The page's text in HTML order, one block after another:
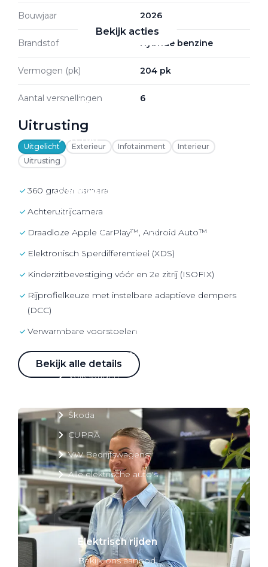
Bekijk acties
Zakelijk
Terug
Over elektrisch rijden
Over elektrisch rijden
Bijtelling en belastingvoordelen
Onderhoud en kosten
Shuttel laadoplossingen
Veelgestelde vragen
Aanbod elektrisch
Volkswagen
Škoda
CUPRA
VW Bedrijfswagens
Alle elektrische auto's
Elektrisch rijden
Bekijk ons aanbod
Bouwjaar 2026
Brandstof Hybride benzine
Vermogen (pk) 204 pk
Aantal versnellingen 6
Uitrusting
Uitgelicht Exterieur Infotainment
Interieur
Uitrusting
360 graden camera
Achteruitrijcamera
Draadloze Apple CarPlay™, Android Auto™
Elektronisch Sperdifferentieel (XDS)
Kinderzitbevestiging vóór en 2e zitrij (ISOFIX)
Rijprofielkeuze met instelbare adaptieve dempers
(DCC)
Verwarmbare voorstoelen
Bekijk alle details